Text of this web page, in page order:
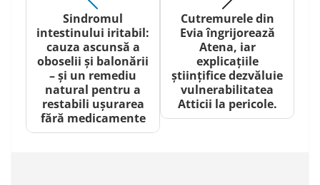
Sindromul
intestinului iritabil:
cauza ascunsă a
oboselii și balonării
– și un remediu
natural pentru a
restabili ușurarea
fără medicamente
Cutremurele din
Evia îngrijorează
Atena, iar
explicațiile
științifice dezvăluie
vulnerabilitatea
Atticii la pericole.